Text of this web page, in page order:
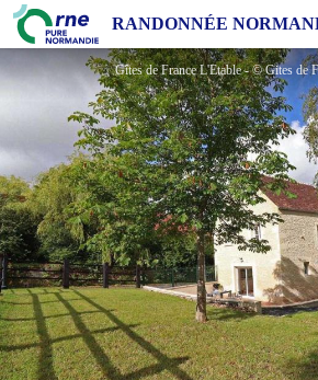
RANDONNÉE
Gîtes de France L'Etable
Gîtes de France L'Etable - © Gites de